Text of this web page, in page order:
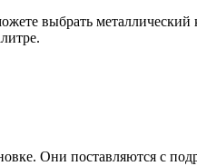
выбрать металлический
Они поставляются с